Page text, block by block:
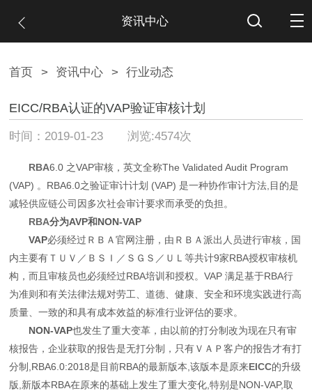
资讯中心
首页 > 资讯中心 > 行业动态
EICC/RBA认证的VAP验证审核计划
时间：2019-01-23 浏览:4574次
RBA6.0 之VAP审核，英文全称The Validated Audit Program
(VAP) 。RBA6.0之验证审计计划 (VAP) 是一种协作审计方法,目的是
减轻供应链公司因多次社会审计要求而承受的负担。
RBA分为AVP和NON-VAP
VAP必须经过ＲＢＡ官网注册，由ＲＢＡ派出人员进行审核，国
内主要有ＴＵＶ／ＢＳＩ／ＳＧＳ／ＵＬ等共计9家RBA授权审核机
构，而且审核员也必须经过RBA培训和授权。VAP 满足基于RBA行
为准则和有关法律法规对劳工、道德、健康、安全和环境实践进行高
质量、一致的和具有成本效益的标准行业评估的要求。
NON-VAP也发生了重大变革，由以前的打分制改为现在只有审
核报告，企业获取的报告是无打分制，只有ＶＡＰ客户的报告才有打
分制,RBA6.0:2018是目前RBA的最新版本,该版本是原来EICC的升级
版,新版本RBA在原来的基础上发生了重大变化,特别是NON-VAP,取